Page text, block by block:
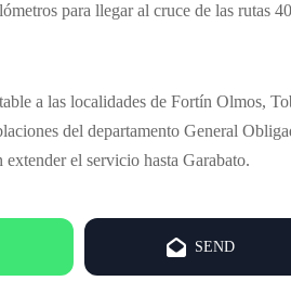
para llegar al cruce de las rutas
a las localidades de Fortín Olmos,
del departamento General
el servicio hasta Garabato.
SEND